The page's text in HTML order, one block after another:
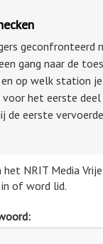
geconfronteerd
gang naar de
op welk station
het eerste
eerste
NRIT Media
of word lid.